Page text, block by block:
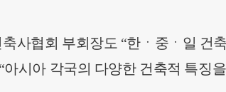
사협회 부회장도 “한ㆍ중ㆍ일 건
아시아 각국의 다양한 건축적 특징